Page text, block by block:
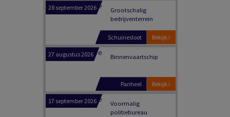
27 augustus 2026 Binnenvaartschip
Bekijk
Panheel
17 september 2026
Voormalig
Bekijk
Dordrecht
17 september 2026
Voormalig
politiebureau